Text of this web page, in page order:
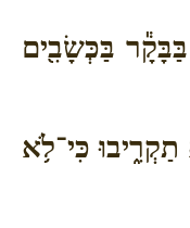
בַּכְּשָׂבִ֖ים
כִּי־לֹ֥א